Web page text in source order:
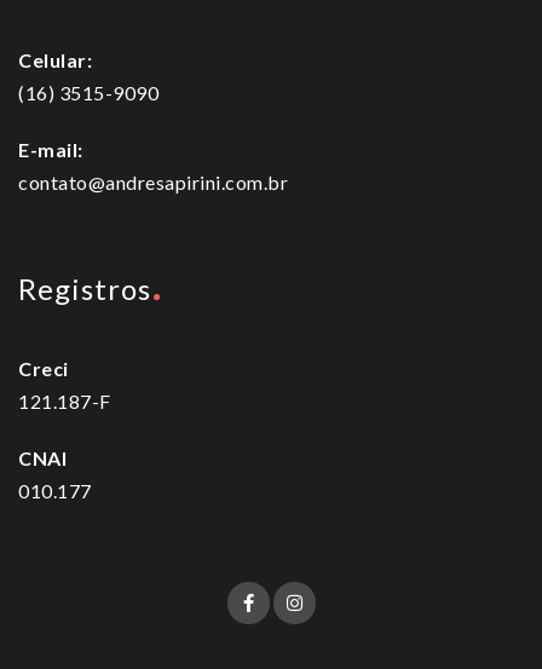
Celular:
(16) 3515-9090
E-mail:
contato@andresapirini.com.br
Registros
Creci
121.187-F
CNAI
010.177